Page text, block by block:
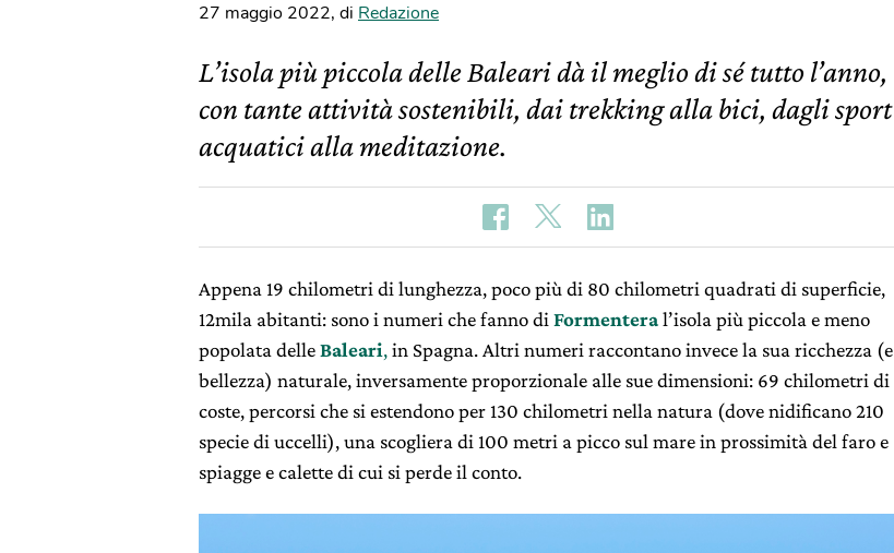
27 maggio 2022, di Redazione
L’isola più piccola delle Baleari dà il meglio di sé tutto l’anno,
con tante attività sostenibili, dai trekking alla bici, dagli sport
acquatici alla meditazione.
Appena 19 chilometri di lunghezza, poco più di 80 chilometri quadrati di superficie,
12mila abitanti: sono i numeri che fanno di Formenteral’isola più piccola e meno
popolata delleBaleari,in Spagna. Altri numeri raccontano invece la sua ricchezza (e
bellezza) naturale, inversamente proporzionale alle sue dimensioni: 69 chilometri di
coste, percorsi che si estendono per 130 chilometri nella natura (dove nidificano 210
specie di uccelli), una scogliera di 100 metri a picco sul mare in prossimità del faro e
spiagge e calette di cui si perde il conto.